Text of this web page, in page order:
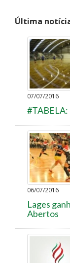
Última
07/07/2016
#TABELA:
06/07/2016
Lages
Abertos